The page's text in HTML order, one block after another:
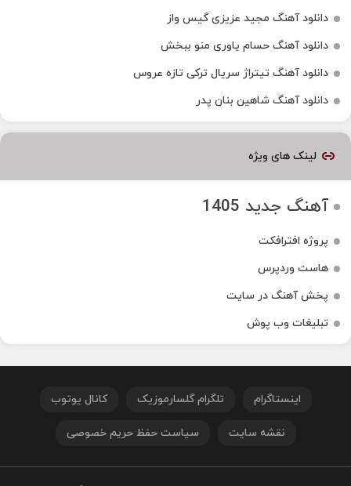
دانلود آهنگ مجید عزیزی گیس واز
دانلود آهنگ حسام یاوری منو ببخش
دانلود آهنگ تیتراژ سریال ترکی تازه عروس
دانلود آهنگ شاهین بنان پدر
لینک های ویژه
آهنگ جدید 1405
پروژه افترافکت
هاست وردپرس
پخش آهنگ در سایت
تبلیغات وب پوش
اینستاگرام تلگرام گلسارموزیک کانال یوتوب
نقشه سایت سیاست حفظ حریم خصوصی